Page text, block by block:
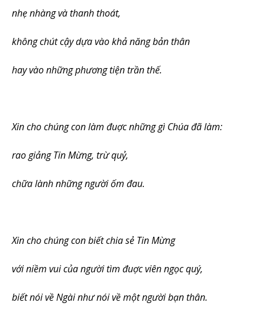
nhẹ nhàng và thanh thoát,
không chút cậy dựa vào khả năng bản thân
hay vào những phương tiện trần thế.
Xin cho chúng con làm đuợc những gì Chúa đã làm:
rao giảng Tin Mừng, trừ quỷ,
chữa lành những người ốm đau.
Xin cho chúng con biết chia sẻ Tin Mừng
với niềm vui của người tìm đuợc viên ngọc quý,
biết nói về Ngài như nói về một người bạn thân.